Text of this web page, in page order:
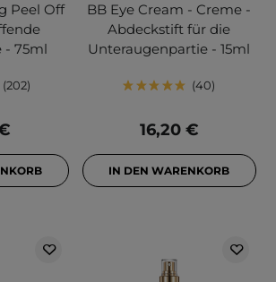
Peel Off
- 75ml
202
BB Eye Cream - Creme -
Abdeckstift für die
Unteraugenpartie - 15ml
40
16,20 €
IN DEN WARENKORB